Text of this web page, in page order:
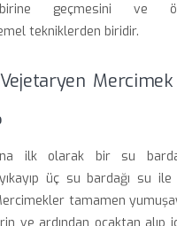
geçmesini ve
tekniklerden biridir.
ilk olarak bir su
üç su bardağı su
tamamen